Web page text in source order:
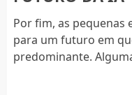
Por fim, as pequenas
para um futuro em
predominante.